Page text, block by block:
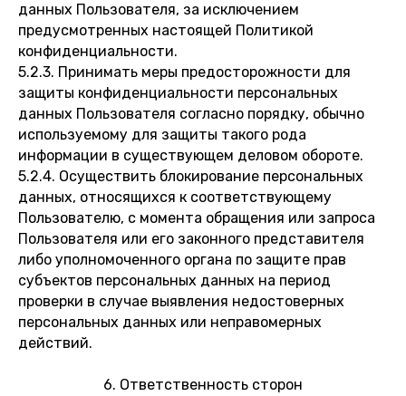
данных Пользователя, за исключением
предусмотренных настоящей Политикой
конфиденциальности.
5.2.3. Принимать меры предосторожности для
защиты конфиденциальности персональных
данных Пользователя согласно порядку, обычно
используемому для защиты такого рода
информации в существующем деловом обороте.
5.2.4. Осуществить блокирование персональных
данных, относящихся к соответствующему
Пользователю, с момента обращения или запроса
Пользователя или его законного представителя
либо уполномоченного органа по защите прав
субъектов персональных данных на период
проверки в случае выявления недостоверных
персональных данных или неправомерных
действий.
6. Ответственность сторон